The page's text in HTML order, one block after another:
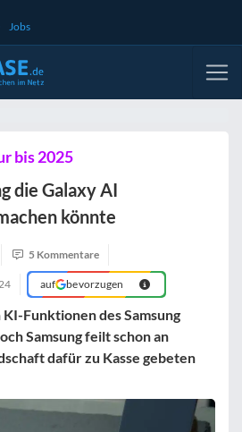
Jobs
bis 2025
die Galaxy AI
könnte
5 Kommentare
auf bevorzugen
Funktionen des Samsung
Samsung feilt schon an
dafür zu Kasse gebeten